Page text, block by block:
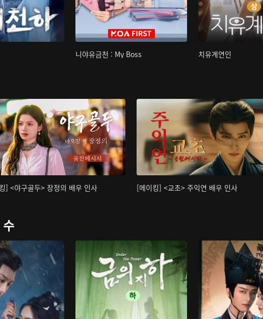
니야유금천 : My Boss 치유계연인
] <야구골두> 장정의 배우 인사 [메이킹] <교초> 주익연 배우 인사